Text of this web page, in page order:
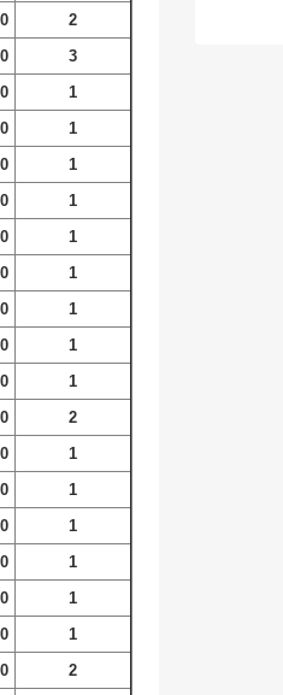
2
3
1
1
1
1
1
1
1
1
1
2
1
1
1
1
1
1
2